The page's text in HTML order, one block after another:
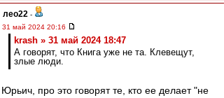
лео22 -
31 май 2024 20:16
krash » 31 май 2024 18:47
А говорят, что Книга уже не та. Клевещут,
злые люди.
Юрьич, про это говорят те, кто ее делает "не